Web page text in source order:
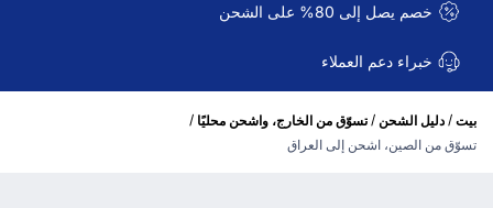
خصم يصل إلى 80% على الشحن
خبراء دعم العملاء
بيت / دليل الشحن / تسوّق من الخارج، واشحن محليًا /
تسوّق من الصين، اشحن إلى العراق